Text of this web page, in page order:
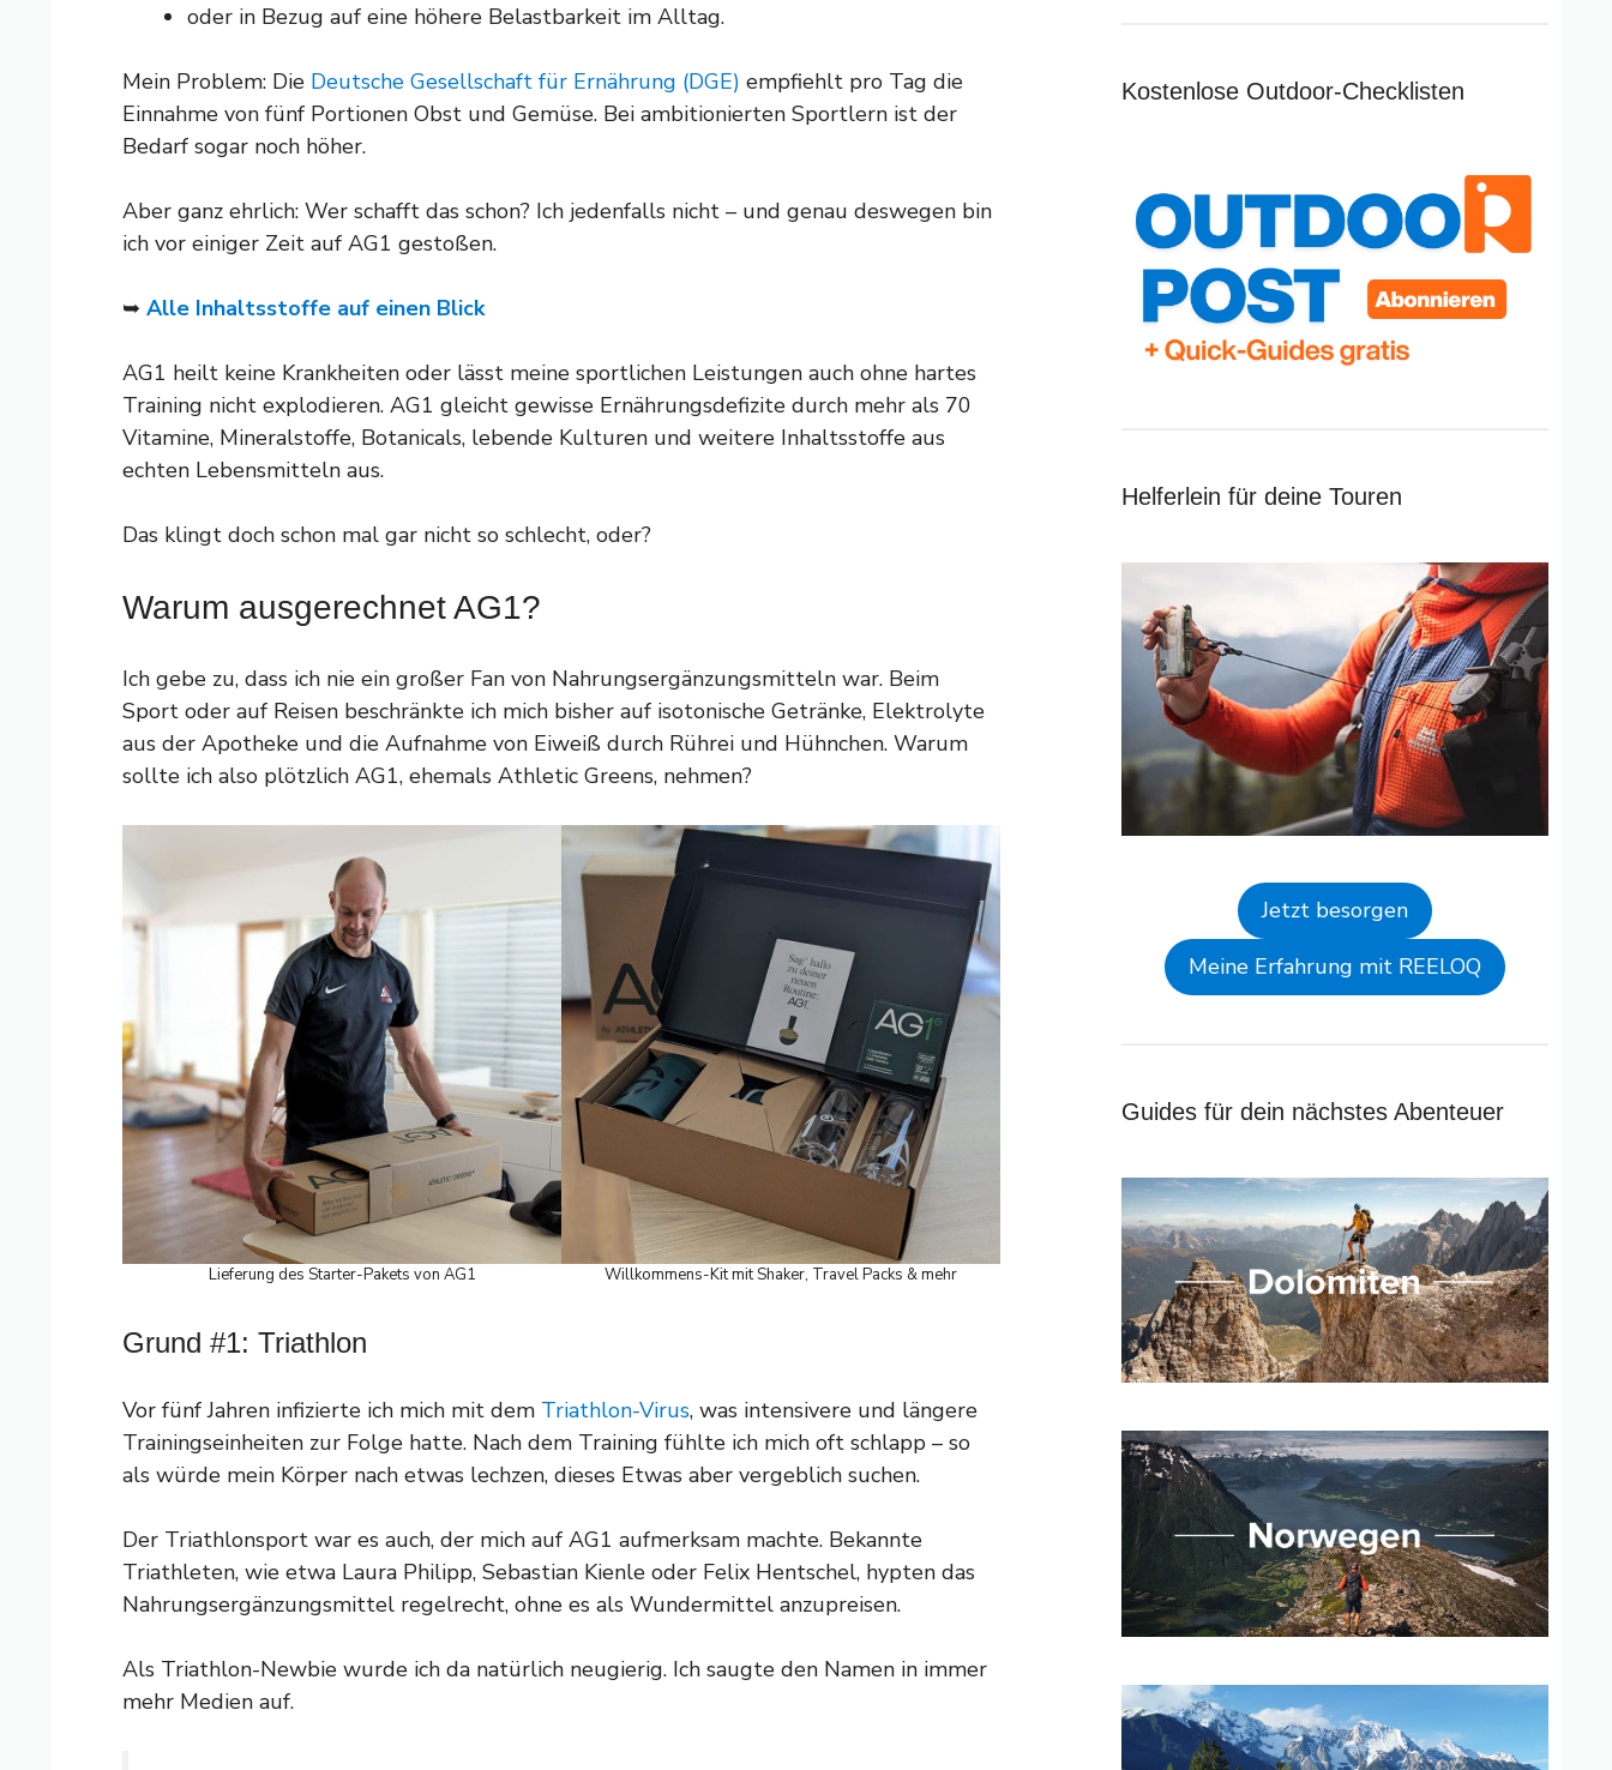
oder in Bezug auf eine höhere Belastbarkeit im Alltag.
Mein Problem: Die Deutsche Gesellschaft für Ernährung (DGE) empfiehlt pro Tag die
Einnahme von fünf Portionen Obst und Gemüse. Bei ambitionierten Sportlern ist der
Bedarf sogar noch höher.
Aber ganz ehrlich: Wer schafft das schon? Ich jedenfalls nicht – und genau deswegen bin
ich vor einiger Zeit auf AG1 gestoßen.
➥ Alle Inhaltsstoffe auf einen Blick
AG1 heilt keine Krankheiten oder lässt meine sportlichen Leistungen auch ohne hartes
Training nicht explodieren. AG1 gleicht gewisse Ernährungsdefizite durch mehr als 70
Vitamine, Mineralstoffe, Botanicals, lebende Kulturen und weitere Inhaltsstoffe aus
echten Lebensmitteln aus.
Das klingt doch schon mal gar nicht so schlecht, oder?
Warum ausgerechnet AG1?
Ich gebe zu, dass ich nie ein großer Fan von Nahrungsergänzungsmitteln war. Beim
Sport oder auf Reisen beschränkte ich mich bisher auf isotonische Getränke, Elektrolyte
aus der Apotheke und die Aufnahme von Eiweiß durch Rührei und Hühnchen. Warum
sollte ich also plötzlich AG1, ehemals Athletic Greens, nehmen?
Lieferung des Starter-Pakets von AG1 Willkommens-Kit mit Shaker, Travel Packs & mehr
Grund #1: Triathlon
Vor fünf Jahren infizierte ich mich mit dem Triathlon-Virus, was intensivere und längere
Trainingseinheiten zur Folge hatte. Nach dem Training fühlte ich mich oft schlapp – so
als würde mein Körper nach etwas lechzen, dieses Etwas aber vergeblich suchen.
Der Triathlonsport war es auch, der mich auf AG1 aufmerksam machte. Bekannte
Triathleten, wie etwa Laura Philipp, Sebastian Kienle oder Felix Hentschel, hypten das
Nahrungsergänzungsmittel regelrecht, ohne es als Wundermittel anzupreisen.
Als Triathlon-Newbie wurde ich da natürlich neugierig. Ich saugte den Namen in immer
mehr Medien auf.
Kostenlose Outdoor-Checklisten
Helferlein für deine Touren
Jetzt besorgen
Meine Erfahrung mit REELOQ
Guides für dein nächstes Abenteuer